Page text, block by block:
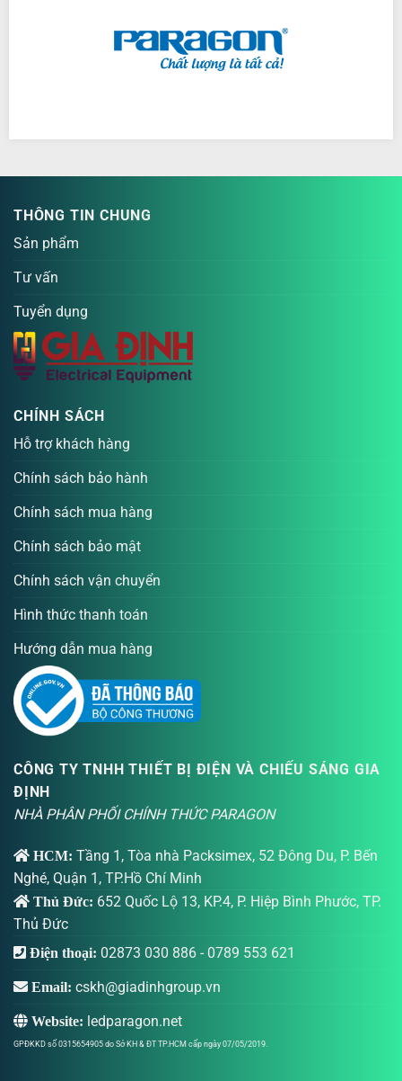
THÔNG TIN CHUNG
Sản phẩm
Tư vấn
Tuyển dụng
CHÍNH SÁCH
Hỗ trợ khách hàng
Chính sách bảo hành
Chính sách mua hàng
Chính sách bảo mật
Chính sách vận chuyển
Hình thức thanh toán
Hướng dẫn mua hàng
CÔNG TY TNHH THIẾT BỊ ĐIỆN VÀ CHIẾU SÁNG GIA
ĐỊNH
NHÀ PHÂN PHỐI CHÍNH THỨC PARAGON
HCM: Tầng 1, Tòa nhà Packsimex, 52 Đông Du, P. Bến
Nghé, Quận 1, TP.Hồ Chí Minh
Thủ Đức: 652 Quốc Lộ 13, KP.4, P. Hiệp Bình Phước, TP.
Thủ Đức
Điện thoại: 02873 030 886 - 0789 553 621
Email: cskh@giadinhgroup.vn
Website: ledparagon.net
GPĐKKD số 0315654905 do Sở KH & ĐT TP.HCM cấp ngày 07/05/2019.